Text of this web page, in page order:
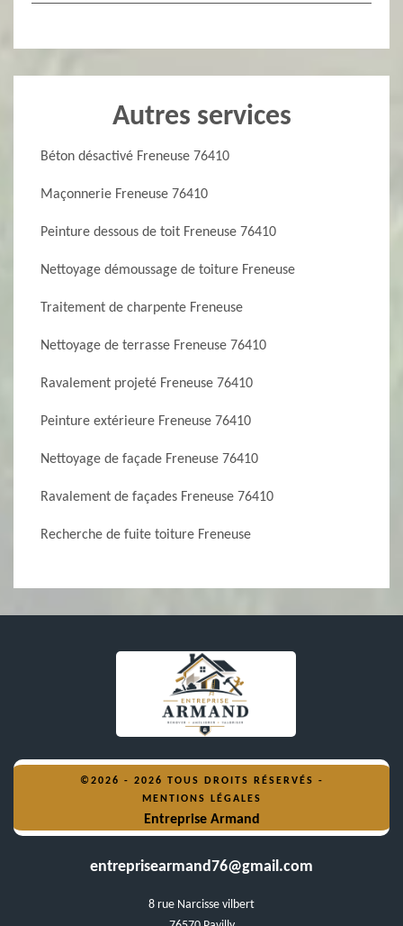
Autres services
Béton désactivé Freneuse 76410
Maçonnerie Freneuse 76410
Peinture dessous de toit Freneuse 76410
Nettoyage démoussage de toiture Freneuse
Traitement de charpente Freneuse
Nettoyage de terrasse Freneuse 76410
Ravalement projeté Freneuse 76410
Peinture extérieure Freneuse 76410
Nettoyage de façade Freneuse 76410
Ravalement de façades Freneuse 76410
Recherche de fuite toiture Freneuse
©2026 - 2026 TOUS DROITS RÉSERVÉS -
MENTIONS LÉGALES
Entreprise Armand
entreprisearmand76@gmail.com
8 rue Narcisse vilbert